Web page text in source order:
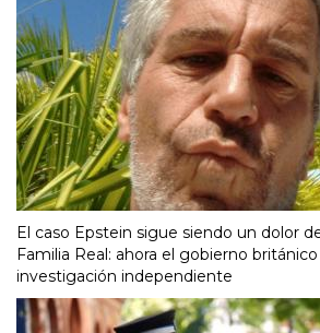
El caso Epstein sigue siendo un dolor
Familia Real: ahora el gobierno
investigación independiente